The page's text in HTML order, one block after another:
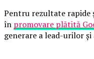
Pentru rezultate rapide
în promovare plătită
generare a lead-urilor și